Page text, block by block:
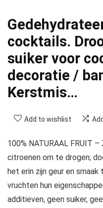
cocktails.
suiker voor
decoratie /
Kerstmis…
Add to wishlist
100% NATURAAL FRUIT
citroenen om te drogen;
het erin zijn geur en
vruchten hun
additieven, geen suiker,